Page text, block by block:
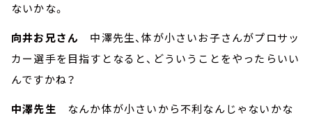
ないかな。
向井お兄さん
中澤先生、体が小さいお子さんがプロサッ
カー選手を目指すとなると、どういうことをやったらいい
んですかね？
中澤先生 なんか体が小さいから不利なんじゃないかな